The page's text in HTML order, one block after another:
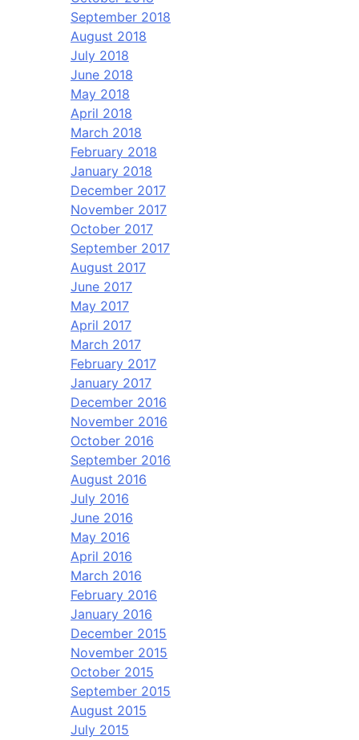
September 2018
August 2018
July 2018
June 2018
May 2018
April 2018
March 2018
February 2018
January 2018
December 2017
November 2017
October 2017
September 2017
August 2017
June 2017
May 2017
April 2017
March 2017
February 2017
January 2017
December 2016
November 2016
October 2016
September 2016
August 2016
July 2016
June 2016
May 2016
April 2016
March 2016
February 2016
January 2016
December 2015
November 2015
October 2015
September 2015
August 2015
July 2015